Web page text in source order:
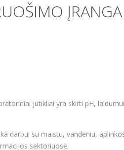
ĮRANGA
jutikliai yra skirti pH,
darbui su maistu, vandeniu,
sektoriuose.